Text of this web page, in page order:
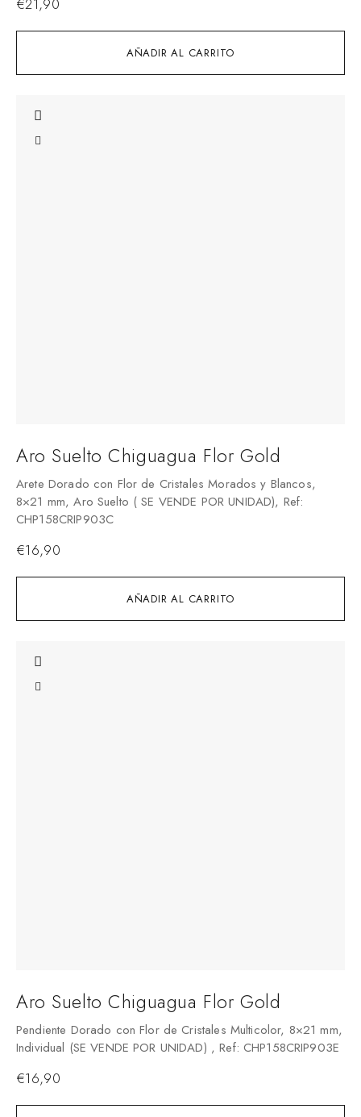
AÑADIR AL CARRITO
AÑADIR AL CARRITO
Aro Suelto Chiguagua Flor Gold
Arete Dorado con Flor de Cristales Morados y Blancos,
8×21 mm, Aro Suelto ( SE VENDE POR UNIDAD), Ref:
CHP158CRIP903C
€16,90
Aro Suelto Chiguagua Flor Gold
Pendiente Dorado con Flor de Cristales Multicolor, 8×21 mm,
Individual (SE VENDE POR UNIDAD) , Ref: CHP158CRIP903E
€16,90